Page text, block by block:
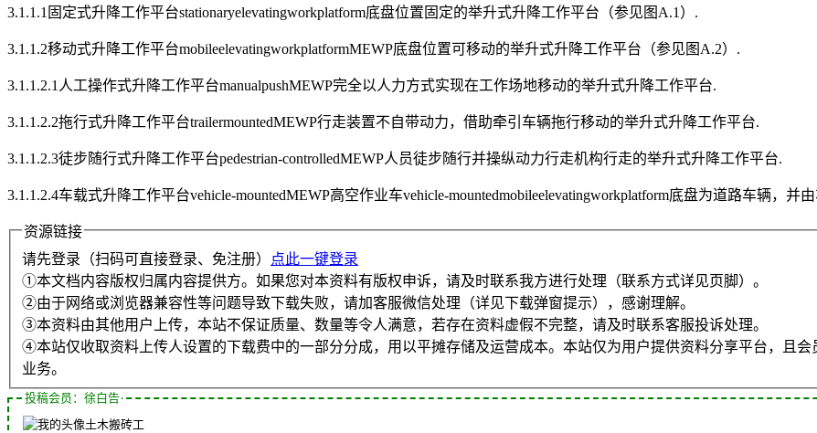
3.1.1.1固定式升降工作平台stationaryelevatingworkplatform底盘位置固定的举升式升降工作平台（参见图A.1）.
3.1.1.2移动式升降工作平台mobileelevatingworkplatformMEWP底盘位置可移动的举升式升降工作平台（参见图A.2）.
3.1.1.2.1人工操作式升降工作平台manualpushMEWP完全以人力方式实现在工作场地移动的举升式升降工作平台.
3.1.1.2.2拖行式升降工作平台trailermountedMEWP行走装置不自带动力，借助牵引车辆拖行移动的举升式升降工作平台.
3.1.1.2.3徒步随行式升降工作平台pedestrian-controlledMEWP人员徒步随行并操纵动力行走机构行走的举升式升降工作平台.
3.1.1.2.4车载式升降工作平台vehicle-mountedMEWP高空作业车vehicle-mountedmobileelevatingworkplatform底盘为道路车辆，
资源链接
请先登录（扫码可直接登录、免注册）
点此一键登录
①本文档内容版权归属内容提供方。如果您对本资料有版权申诉，请及时联系我方进行处理（联系方式详见页脚）。
②由于网络或浏览器兼容性等问题导致下载失败，请加客服微信处理（详见下载弹窗提示），感谢理解。
③本资料由其他用户上传，本站不保证质量、数量等令人满意，若存在资料虚假不完整，请及时联系客服投诉处理。
④本站仅收取资料上传人设置的下载费中的一部分分成，用以平摊存储及运营成本。本站仅为用户提供资料分享平台，且
业务。
投稿会员：徐白告
土木搬砖工